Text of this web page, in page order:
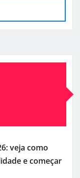
veja como
e começar